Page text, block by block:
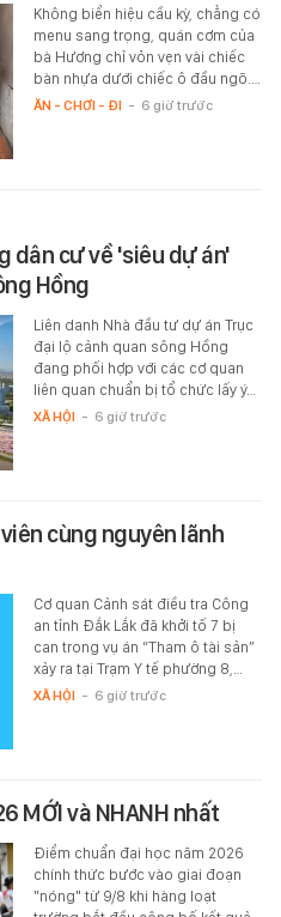
Không biển hiệu cầu kỳ, chẳng có
menu sang trọng, quán cơm của
bà Hương chỉ vỏn vẹn vài chiếc
bàn nhựa dưới chiếc ô đầu ngõ.…
ĂN - CHƠI - ĐI - 6 giờ trước
dân cư về 'siêu dự án'
Hồng
Liên danh Nhà đầu tư dự án Trục
đại lộ cảnh quan sông Hồng
đang phối hợp với các cơ quan
liên quan chuẩn bị tổ chức lấy ý…
XÃ HỘI - 6 giờ trước
cùng nguyên lãnh
Cơ quan Cảnh sát điều tra Công
an tỉnh Đắk Lắk đã khởi tố 7 bị
can trong vụ án “Tham ô tài sản”
xảy ra tại Trạm Y tế phường 8,…
XÃ HỘI - 6 giờ trước
MỚI và NHANH nhất
Điểm chuẩn đại học năm 2026
chính thức bước vào giai đoạn
"nóng" từ 9/8 khi hàng loạt